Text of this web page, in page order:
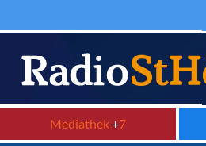
Mediathek+7